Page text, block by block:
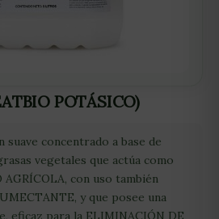
POTÁSICO)
suave concentrado a base de
vegetales que actúa como
AGRÍCOLA, con uso también
y que posee una
eficaz para la ELIMINACIÓN DE